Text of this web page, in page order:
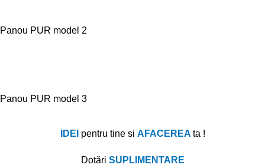
Panou PUR model 2
Panou PUR model 3
IDEI pentru tine si AFACEREA ta !
Dotări SUPLIMENTARE